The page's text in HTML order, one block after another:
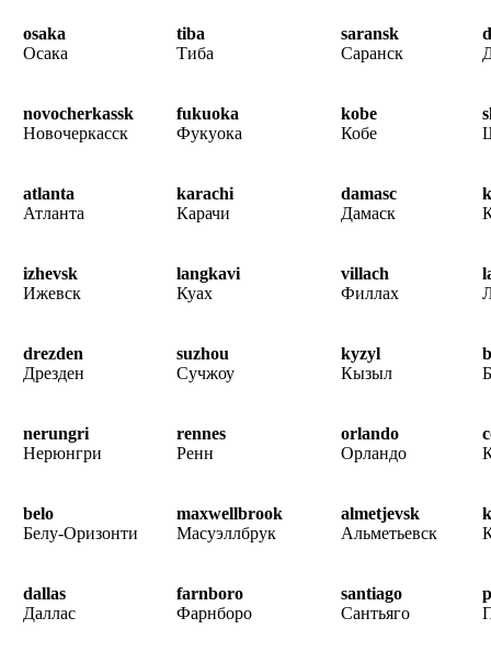
osaka
Осака
tiba
Тиба
saransk
Саранск
novocherkassk
Новочеркасск
fukuoka
Фукуока
kobe
Кобе
atlanta
Атланта
karachi
Карачи
damasc
Дамаск
izhevsk
Ижевск
langkavi
Куах
villach
Филлах
drezden
Дрезден
suzhou
Сучжоу
kyzyl
Кызыл
nerungri
Нерюнгри
rennes
Ренн
orlando
Орландо
belo
Белу-Оризонти
maxwellbrook
Масуэллбрук
almetjevsk
Альметьевск
dallas
Даллас
farnboro
Фарнборо
santiago
Сантьяго